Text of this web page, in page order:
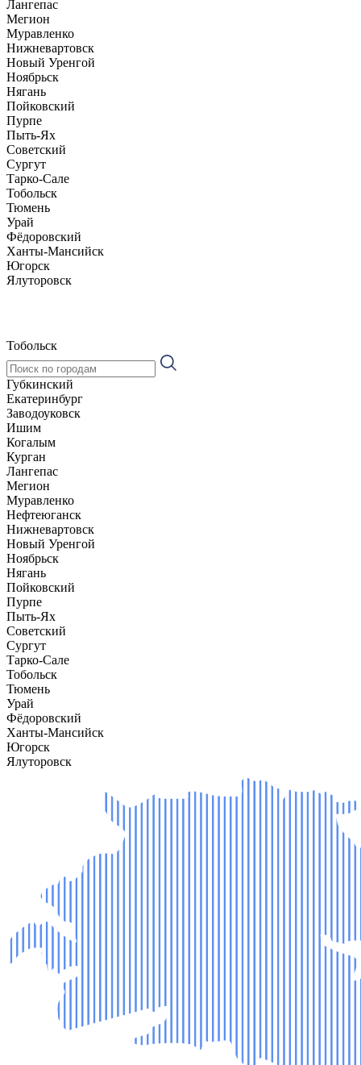
Лангепас
Мегион
Муравленко
Нижневартовск
Новый Уренгой
Ноябрьск
Нягань
Пойковский
Пурпе
Пыть-Ях
Советский
Сургут
Тарко-Сале
Тобольск
Тюмень
Урай
Фёдоровский
Ханты-Мансийск
Югорск
Ялуторовск
Тобольск
Губкинский
Екатеринбург
Заводоуковск
Ишим
Когалым
Курган
Лангепас
Мегион
Муравленко
Нефтеюганск
Нижневартовск
Новый Уренгой
Ноябрьск
Нягань
Пойковский
Пурпе
Пыть-Ях
Советский
Сургут
Тарко-Сале
Тобольск
Тюмень
Урай
Фёдоровский
Ханты-Мансийск
Югорск
Ялуторовск